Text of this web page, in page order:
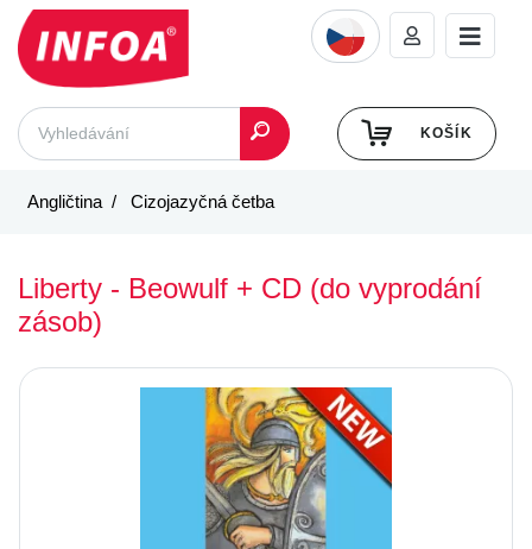
KOŠÍK
Angličtina Cizojazyčná četba
Liberty - Beowulf + CD (do vyprodání
zásob)